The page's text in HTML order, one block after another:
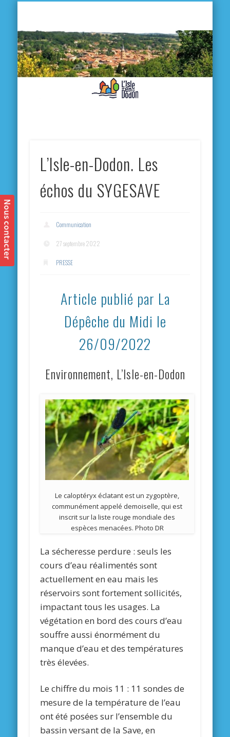
L’Isle-en-Dodon. Les
échos du SYGESAVE
Communication
27 septembre 2022
PRESSE
Article publié par La
Dépêche du Midi le
26/09/2022
Environnement, L’Isle-en-Dodon
Le caloptéryx éclatant est un zygoptère,
communément appelé demoiselle, qui est
inscrit sur la liste rouge mondiale des
espèces menacées. Photo DR
La sécheresse perdure : seuls les
cours d’eau réalimentés sont
actuellement en eau mais les
réservoirs sont fortement sollicités,
impactant tous les usages. La
végétation en bord des cours d’eau
souffre aussi énormément du
manque d’eau et des températures
très élevées.
Le chiffre du mois 11 : 11 sondes de
mesure de la température de l’eau
ont été posées sur l’ensemble du
bassin versant de la Save, en